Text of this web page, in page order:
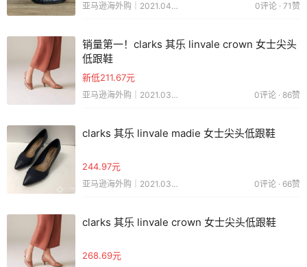
亚马逊海外购｜2021.04.24 0评论 · 71赞
销量第一！clarks 其乐 linvale crown 女士尖头
低跟鞋
新低211.67元
亚马逊海外购｜2021.03.17 0评论 · 86赞
clarks 其乐 linvale madie 女士尖头低跟鞋
244.97元
亚马逊海外购｜2021.03.03 0评论 · 66赞
clarks 其乐 linvale crown 女士尖头低跟鞋
268.69元